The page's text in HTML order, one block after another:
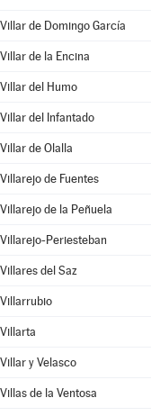
Villar de Domingo García
Villar de la Encina
Villar del Humo
Villar del Infantado
Villar de Olalla
Villarejo de Fuentes
Villarejo de la Peñuela
Villarejo-Periesteban
Villares del Saz
Villarrubio
Villarta
Villar y Velasco
Villas de la Ventosa